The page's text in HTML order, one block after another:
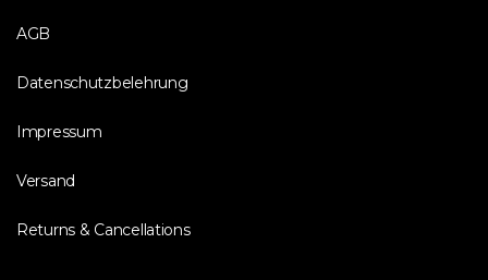
AGB
Datenschutzbelehrung
Impressum
Versand
Returns & Cancellations